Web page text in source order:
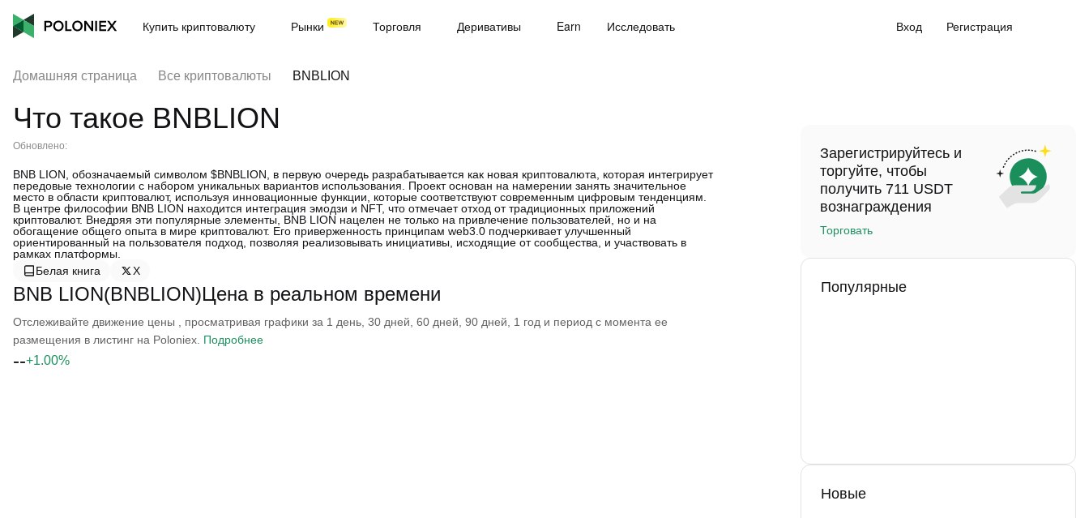
Купить криптовалюту Рынки Торговля Деривативы Earn Исследовать Вход Регистрация
Домашняя страница Все криптовалюты BNBLION
Что такое BNBLION
Обновлено:
BNB LION, обозначаемый символом $BNBLION, в первую очередь разрабатывается как новая криптовалюта, которая интегрирует
передовые технологии с набором уникальных вариантов использования. Проект основан на намерении занять значительное
место в области криптовалют, используя инновационные функции, которые соответствуют современным цифровым тенденциям.
В центре философии BNB LION находится интеграция эмодзи и NFT, что отмечает отход от традиционных приложений
криптовалют. Внедряя эти популярные элементы, BNB LION нацелен не только на привлечение пользователей, но и на
обогащение общего опыта в мире криптовалют. Его приверженность принципам web3.0 подчеркивает улучшенный
ориентированный на пользователя подход, позволяя реализовывать инициативы, исходящие от сообщества, и участвовать в
рамках платформы.
Белая книга
X
BNB LION(BNBLION)Цена в реальном времени
Отслеживайте движение цены , просматривая графики за 1 день, 30 дней, 60 дней, 90 дней, 1 год и период с момента ее
размещения в листинг на Poloniex. Подробнее
--+1.00%
Зарегистрируйтесь и
торгуйте, чтобы
получить 711 USDT
вознаграждения
Торговать
Популярные
Новые